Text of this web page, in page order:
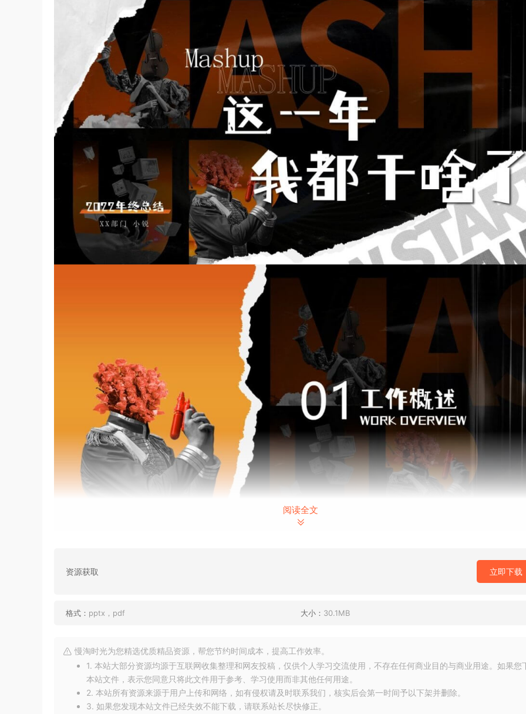
阅读全文
资源获取 立即下载
格式： pptx，pdf 大小： 30.1MB
慢淘时光为您精选优质精品资源，帮您节约时间成本，提高工作效率。
1. 本站大部分资源均源于互联网收集整理和网友投稿，仅供个人学习交流使用，不存在任何商业目的与商业用途。如果您
本站文件，表示您同意只将此文件用于参考、学习使用而非其他任何用途。
2. 本站所有资源来源于用户上传和网络，如有侵权请及时联系我们，核实后会第一时间予以下架并删除。
3. 如果您发现本站文件已经失效不能下载，请联系站长尽快修正。